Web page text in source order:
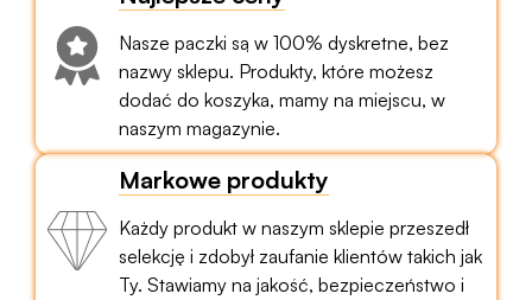
Nasze paczki są w 100% dyskretne, bez
nazwy sklepu. Produkty, które możesz
dodać do koszyka, mamy na miejscu, w
naszym magazynie.
Markowe produkty
Każdy produkt w naszym sklepie przeszedł
selekcję i zdobył zaufanie klientów takich jak
Ty. Stawiamy na jakość, bezpieczeństwo i